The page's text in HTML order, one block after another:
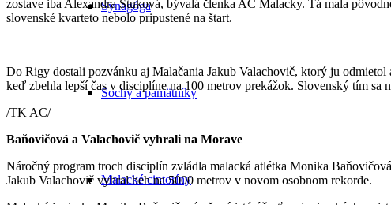
Synagóga
Sochy a pamätníky
Malacké cintoríny
zostave iba Alexandra Štuková, bývalá členka AC Malacky. Tá mala
slovenské kvarteto nebolo pripustené na štart.
Do Rigy dostali pozvánku aj Malačania Jakub Valachovič, ktorý ju
keď zbehla lepší čas v disciplíne na 100 metrov prekážok. Slovenský tím sa
/TK AC/
Baňovičová a Valachovič vyhrali na Morave
Náročný program troch disciplín zvládla malacká atlétka Monika
Jakub Valachovič vyhral beh na 5000 metrov v novom osobnom rekorde.